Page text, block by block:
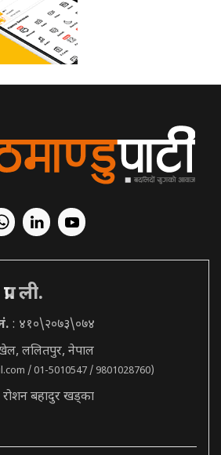
ली.
: ४१०\२०७३\०७४
ललितपुर, नेपाल
/ 01-5010547 / 9801028760)
रोशन बहादुर खड्का